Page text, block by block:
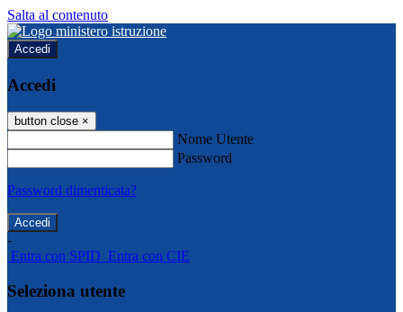
Salta al contenuto
Accedi
Accedi
button close ×
Nome Utente
Password
Password dimenticata?
-
Entra con SPID Entra con CIE
Seleziona utente